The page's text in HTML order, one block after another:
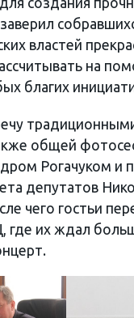
властей
на
благих
общей
Рогачуком и
депутатов
чего гостьи
где их ждал